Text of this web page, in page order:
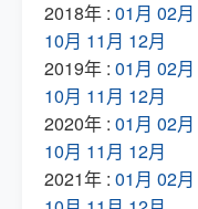
2018年 : 01月 02月
10月 11月 12月
2019年 : 01月 02月
10月 11月 12月
2020年 : 01月 02月
10月 11月 12月
2021年 : 01月 02月